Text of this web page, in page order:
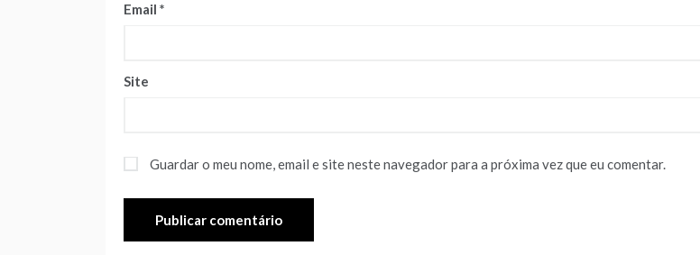
Email *
Site
Guardar o meu nome, email e site neste navegador para a próxima vez que eu comentar.